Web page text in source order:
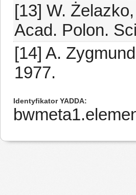
[13] W.
Acad. Polon.
[14] A.
1977.
Identyfikator YADDA